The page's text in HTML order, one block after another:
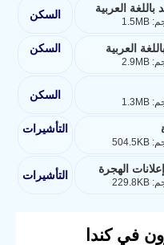
العربية السكن
العربية السكن
السكن
التأشيرات
الهجرة التأشيرات
في كندا